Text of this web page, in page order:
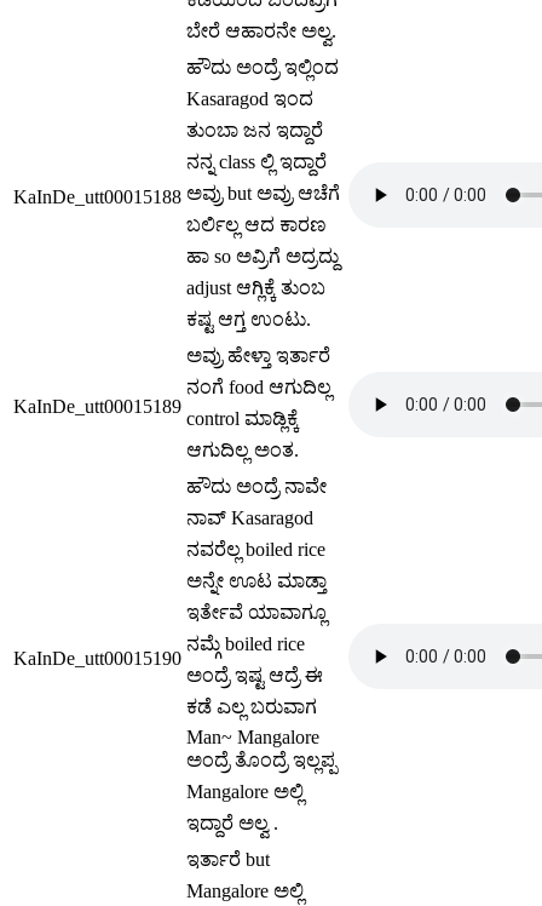
ಬೇರೆ ಆಹಾರನೇ ಅಲ್ವ.
KaInDe_utt00015188
ಹೌದು ಅಂದ್ರೆ ಇಲ್ಲಿಂದ
Kasaragod ಇಂದ
ತುಂಬಾ ಜನ ಇದ್ದಾರೆ
ನನ್ನ class ಲ್ಲಿ ಇದ್ದಾರೆ
ಅವ್ರು but ಅವ್ರು ಆಚೆಗೆ
ಬರ್ಲಿಲ್ಲ ಆದ ಕಾರಣ
ಹಾ so ಅವ್ರಿಗೆ ಅದ್ರದ್ದು
adjust ಆಗ್ಲಿಕ್ಕೆ ತುಂಬ
ಕಷ್ಟ ಆಗ್ತ ಉಂಟು.
KaInDe_utt00015189
ಅವ್ರು ಹೇಳ್ತಾ ಇರ್ತಾರೆ
ನಂಗೆ food ಆಗುದಿಲ್ಲ
control ಮಾಡ್ಲಿಕ್ಕೆ
ಆಗುದಿಲ್ಲ ಅಂತ.
KaInDe_utt00015190
ಹೌದು ಅಂದ್ರೆ ನಾವೇ
ನಾವ್ Kasaragod
ನವರೆಲ್ಲ boiled rice
ಅನ್ನೇ ಊಟ ಮಾಡ್ತಾ
ಇರ್ತೇವೆ ಯಾವಾಗ್ಲೂ
ನಮ್ಗೆ boiled rice
ಅಂದ್ರೆ ಇಷ್ಟ ಆದ್ರೆ ಈ
ಕಡೆ ಎಲ್ಲ ಬರುವಾಗ
Man~ Mangalore
ಅಂದ್ರೆ ತೊಂದ್ರೆ ಇಲ್ಲಪ್ಪ
Mangalore ಅಲ್ಲಿ
ಇದ್ದಾರೆ ಅಲ್ವ .
ಇರ್ತಾರೆ but
Mangalore ಅಲ್ಲಿ